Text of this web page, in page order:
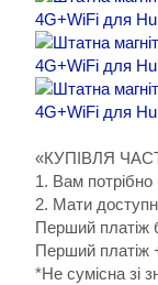
«КУПІВЛЯ
1. Вам потрібно
2. Мати
Перший платіж
Перший платіж
*Не сумісна зі